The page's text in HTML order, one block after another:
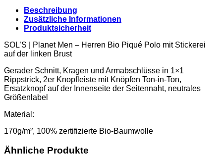
Beschreibung
Zusätzliche Informationen
Produktsicherheit
SOL’S | Planet Men – Herren Bio Piqué Polo mit Stickerei
auf der linken Brust
Gerader Schnitt, Kragen und Armabschlüsse in 1×1
Rippstrick, 2er Knopfleiste mit Knöpfen Ton-in-Ton,
Ersatzknopf auf der Innenseite der Seitennaht, neutrales
Größenlabel
Material:
170g/m², 100% zertifizierte Bio-Baumwolle
Ähnliche Produkte